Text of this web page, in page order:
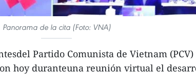
Panorama de la cita (Foto: VNA)
Partido Comunista de Vietnam (PCV)
hoy duranteuna reunión virtual el